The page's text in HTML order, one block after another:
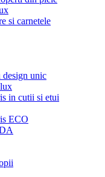
si carnetele
design unic
in cutii si etui
ECO